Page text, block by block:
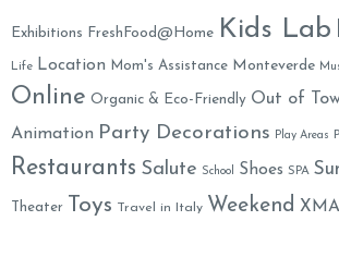
Exhibitions FreshFood@Home Kids Lab
Life Location Mom's Assistance Monteverde
Online Organic & Eco-Friendly Out of
Animation Party Decorations Play Areas
Restaurants Salute School Shoes SPA
Theater Toys Travel in Italy Weekend